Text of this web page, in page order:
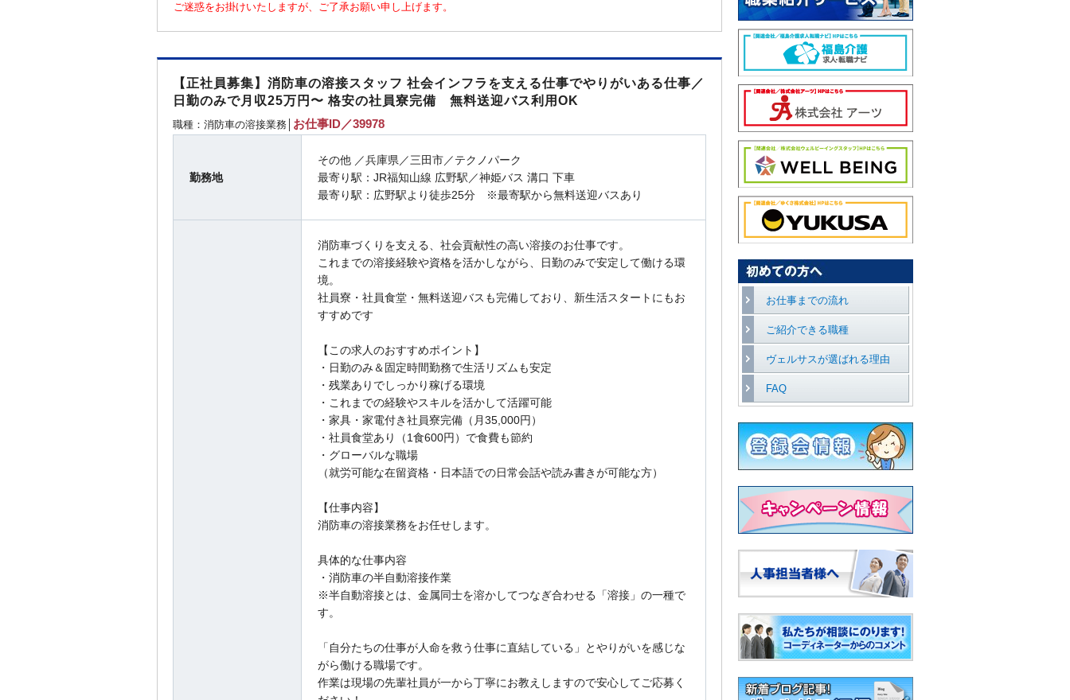
ご迷惑をお掛けいたしますが、ご了承お願い申し上げます。
【正社員募集】消防車の溶接スタッフ 社会インフラを支える仕事でやりがいある仕事／
日勤のみで月収25万円〜 格安の社員寮完備 無料送迎バス利用OK
職種：消防車の溶接業務│ お仕事ID／39978
勤務地
その他 ／兵庫県／三田市／テクノパーク
最寄り駅：JR福知山線 広野駅／神姫バス 溝口 下車
最寄り駅：広野駅より徒歩25分 ※最寄駅から無料送迎バスあり
消防車づくりを支える、社会貢献性の高い溶接のお仕事です。
これまでの溶接経験や資格を活かしながら、日勤のみで安定して働ける環
境。
社員寮・社員食堂・無料送迎バスも完備しており、新生活スタートにもお
すすめです
【この求人のおすすめポイント】
・日勤のみ＆固定時間勤務で生活リズムも安定
・残業ありでしっかり稼げる環境
・これまでの経験やスキルを活かして活躍可能
・家具・家電付き社員寮完備（月35,000円）
・社員食堂あり（1食600円）で食費も節約
・グローバルな職場
（就労可能な在留資格・日本語での日常会話や読み書きが可能な方）
【仕事内容】
消防車の溶接業務をお任せします。
具体的な仕事内容
・消防車の半自動溶接作業
※半自動溶接とは、金属同士を溶かしてつなぎ合わせる「溶接」の一種で
す。
「自分たちの仕事が人命を救う仕事に直結している」とやりがいを感じな
がら働ける職場です。
作業は現場の先輩社員が一から丁寧にお教えしますので安心してご応募く
お仕事までの流れ
ご紹介できる職種
ヴェルサスが選ばれる理由
FAQ